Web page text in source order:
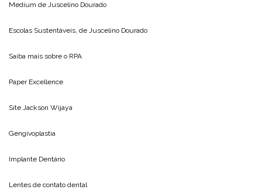
Medium de Juscelino Dourado
Escolas Sustentáveis, de Juscelino Dourado
Saiba mais sobre o RPA
Paper Excellence
Site Jackson Wijaya
Gengivoplastia
Implante Dentário
Lentes de contato dental